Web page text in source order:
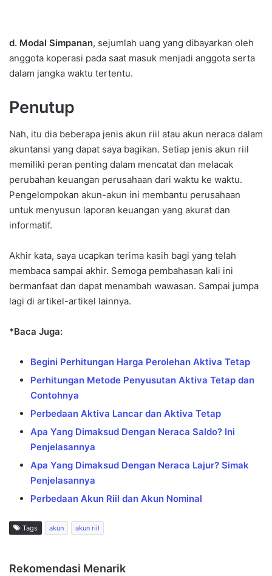
d. Modal Simpanan, sejumlah uang yang dibayarkan oleh
anggota koperasi pada saat masuk menjadi anggota serta
dalam jangka waktu tertentu.
Penutup
Nah, itu dia beberapa jenis akun riil atau akun neraca dalam
akuntansi yang dapat saya bagikan. Setiap jenis akun riil
memiliki peran penting dalam mencatat dan melacak
perubahan keuangan perusahaan dari waktu ke waktu.
Pengelompokan akun-akun ini membantu perusahaan
untuk menyusun laporan keuangan yang akurat dan
informatif.
Akhir kata, saya ucapkan terima kasih bagi yang telah
membaca sampai akhir. Semoga pembahasan kali ini
bermanfaat dan dapat menambah wawasan. Sampai jumpa
lagi di artikel-artikel lainnya.
*Baca Juga:
Begini Perhitungan Harga Perolehan Aktiva Tetap
Perhitungan Metode Penyusutan Aktiva Tetap dan
Contohnya
Perbedaan Aktiva Lancar dan Aktiva Tetap
Apa Yang Dimaksud Dengan Neraca Saldo? Ini
Penjelasannya
Apa Yang Dimaksud Dengan Neraca Lajur? Simak
Penjelasannya
Perbedaan Akun Riil dan Akun Nominal
Tags akun akun riil
Rekomendasi Menarik